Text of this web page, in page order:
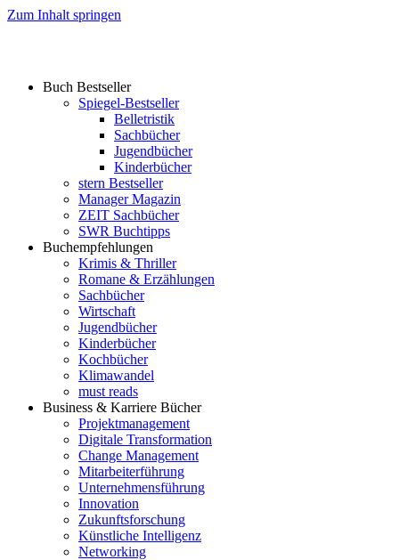
Zum Inhalt springen
Buch Bestseller
Spiegel-Bestseller
Belletristik
Sachbücher
Jugendbücher
Kinderbücher
stern Bestseller
Manager Magazin
ZEIT Sachbücher
SWR Buchtipps
Buchempfehlungen
Krimis & Thriller
Romane & Erzählungen
Sachbücher
Wirtschaft
Jugendbücher
Kinderbücher
Kochbücher
Klimawandel
must reads
Business & Karriere Bücher
Projektmanagement
Digitale Transformation
Change Management
Mitarbeiterführung
Unternehmensführung
Innovation
Zukunftsforschung
Künstliche Intelligenz
Networking